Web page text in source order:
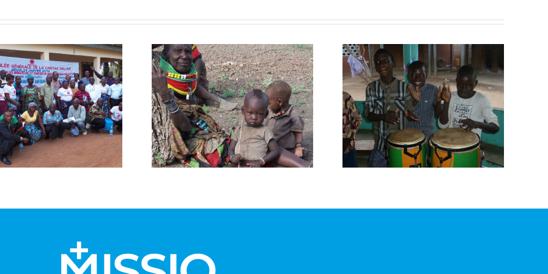
Creación de
Centros de
ayuda infantil
Formación
médicos
Hospital Padre
Pío